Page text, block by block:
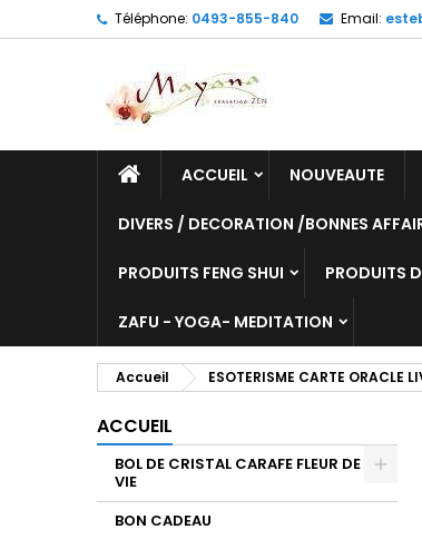
Téléphone: 0493-855-840 Email:
ACCUEIL NOUVEAUTE
DIVERS / DECORATION /BONNES
PRODUITS FENG SHUI PRODUITS
ZAFU - YOGA- MEDITATION
Accueil ESOTERISME CARTE ORACLE
ACCUEIL
BOL DE CRISTAL CARAFE FLEUR DE
VIE
BON CADEAU